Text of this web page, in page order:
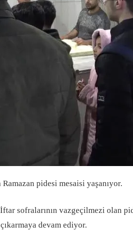
pidesi mesaisi yaşanıyor.
sofralarının vazgeçilmezi olan
devam ediyor.